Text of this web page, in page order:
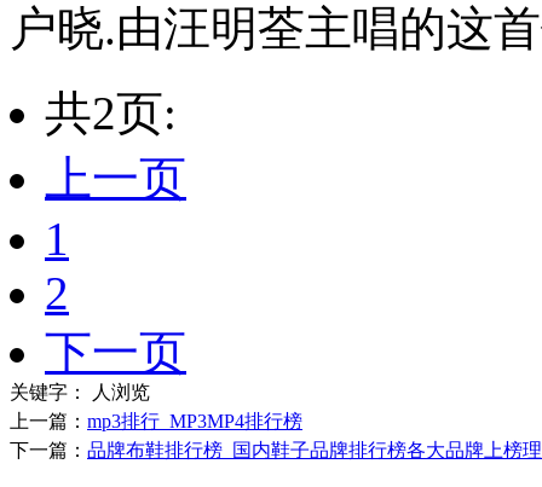
户晓.由汪明荃主唱的这
共2页:
上一页
1
2
下一页
关键字：
人浏览
上一篇： mp3排行_MP3MP4排行榜
下一篇： 品牌布鞋排行榜_国内鞋子品牌排行榜各大品牌上榜